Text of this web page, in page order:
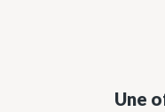
Une